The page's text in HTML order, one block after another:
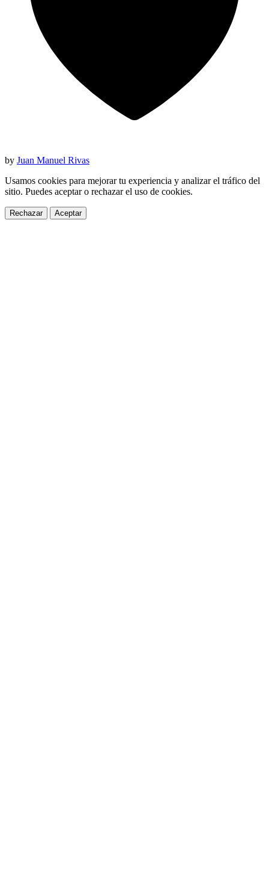
by Juan Manuel Rivas
Usamos cookies para mejorar tu experiencia y analizar el tráfico del
sitio. Puedes aceptar o rechazar el uso de cookies.
Rechazar Aceptar